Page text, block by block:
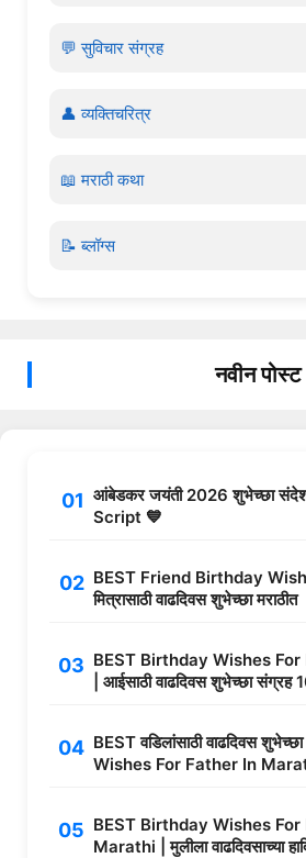
💬 सुविचार संग्रह
👤 व्यक्तिचरित्र
📖 मराठी कथा
📝 ब्लॉग्स
नवीन पोस्ट
आंबेडकर जयंती 2026 शुभेच्छा
Script 💙
BEST Friend Birthday
मित्रासाठी वाढदिवस शुभेच्छा मराठीत
BEST Birthday Wishes
| आईसाठी वाढदिवस शुभेच्छा संग्रह
BEST वडिलांसाठी वाढदिवस
Wishes For Father In
BEST Birthday Wishes
Marathi | मुलीला वाढदिवसाच्या